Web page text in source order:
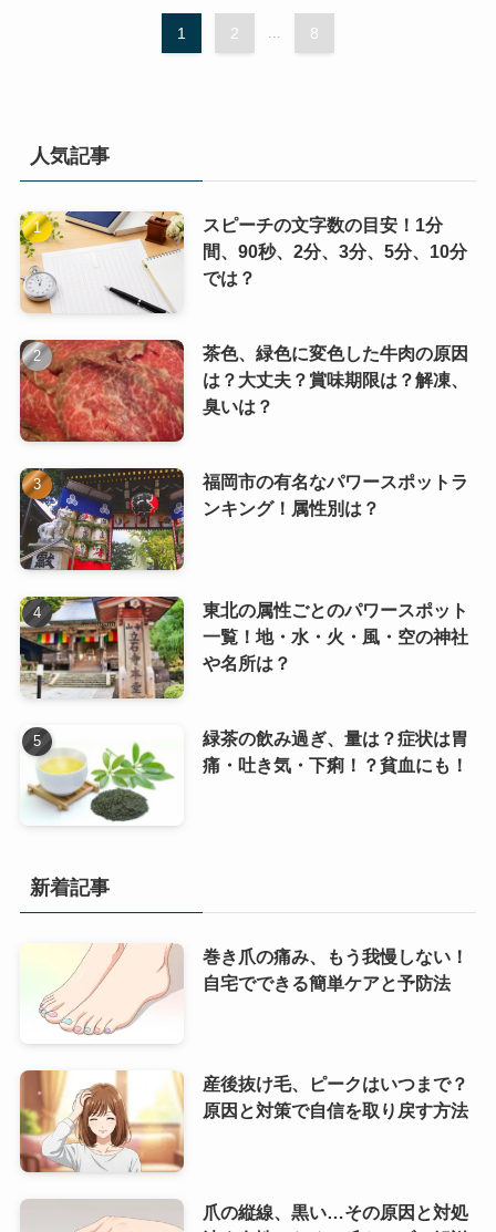
1 2 8
人気記事
スピーチの文字数の目安！1分
間、90秒、2分、3分、5分、10分
では？
茶色、緑色に変色した牛肉の原因
は？大丈夫？賞味期限は？解凍、
臭いは？
福岡市の有名なパワースポットラ
ンキング！属性別は？
東北の属性ごとのパワースポット
一覧！地・水・火・風・空の神社
や名所は？
緑茶の飲み過ぎ、量は？症状は胃
痛・吐き気・下痢！？貧血にも！
新着記事
巻き爪の痛み、もう我慢しない！
自宅でできる簡単ケアと予防法
産後抜け毛、ピークはいつまで？
原因と対策で自信を取り戻す方法
爪の縦線、黒い…その原因と対処